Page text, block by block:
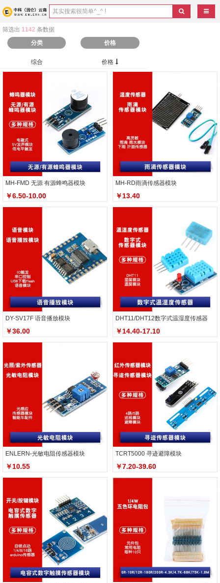
导航
筛选出 1142 条数据
分类
价格
综合 价格
MH-FMD 无源 有源蜂鸣器模块
￥6.50-10.00
MH-RD雨滴传感器模块
￥13.40
DY-SV17F 语音播放模块
￥36.00
DHT11/DHT12数字式温湿度传感器
￥14.40-17.10
ENLERN-光敏电阻传感器模块
￥10.55
TCRT5000 寻迹避障模块
￥7.20-39.60